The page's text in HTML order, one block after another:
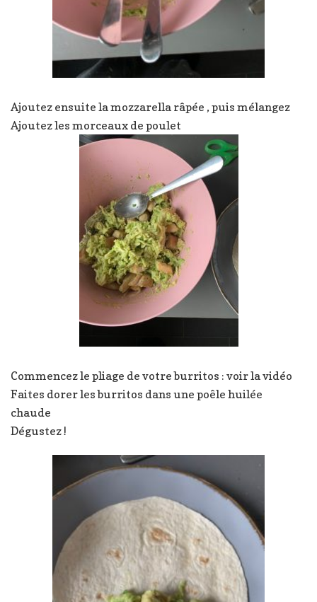
Ajoutez ensuite la mozzarella râpée , puis mélangez
Ajoutez les morceaux de poulet
Commencez le pliage de votre burritos : voir la vidéo
Faites dorer les burritos dans une poêle huilée
chaude
Dégustez !